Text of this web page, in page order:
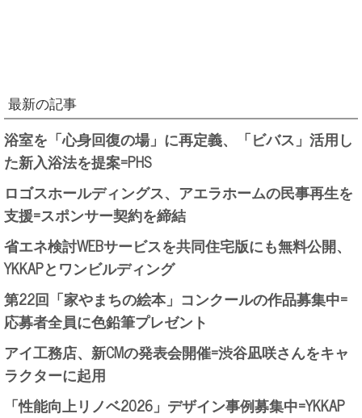
最新の記事
浴室を「心身回復の場」に再定義、「ビバス」活用し
た新入浴法を提案=PHS
ロゴスホールディングス、アエラホームの民事再生を
支援=スポンサー契約を締結
省エネ検討WEBサービスを共同住宅版にも無料公開、
YKKAPとワンビルディング
第22回「家やまちの絵本」コンクールの作品募集中=
応募者全員に色鉛筆プレゼント
アイ工務店、新CMの発表会開催=渋谷凪咲さんをキャ
ラクターに起用
「性能向上リノベ2026」デザイン事例募集中=YKKAP